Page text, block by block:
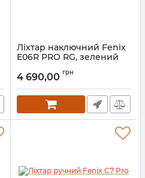
Ліхтар наключний Fenix
E06R PRO RG, зелений
4 690,00 грн